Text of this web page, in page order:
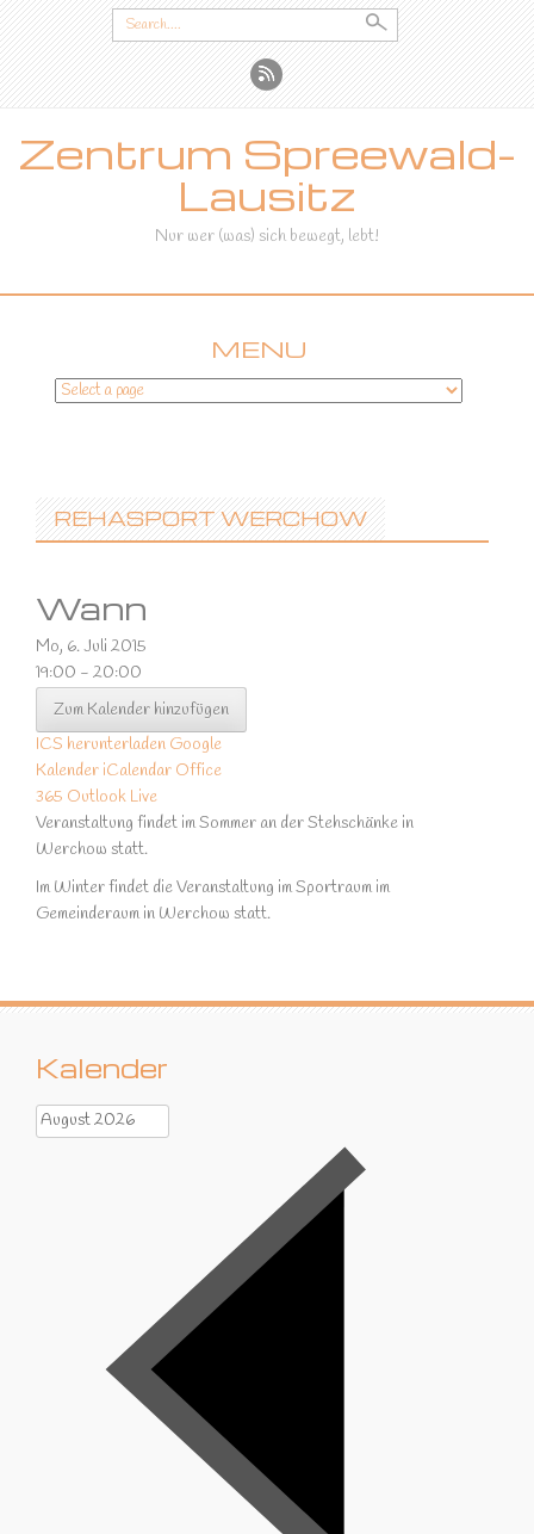
Search
for:
Zentrum Spreewald-
Lausitz
Nur wer (was) sich bewegt, lebt!
MENU
SKIP
REHASPORT WERCHOW
Wann
Mo, 6. Juli 2015
19:00 - 20:00
Zum Kalender hinzufügen
ICS herunterladen Google
Kalender iCalendar Office
365 Outlook Live
Veranstaltung findet im Sommer an der Stehschänke in
Werchow statt.
Im Winter findet die Veranstaltung im Sportraum im
Gemeinderaum in Werchow statt.
Kalender